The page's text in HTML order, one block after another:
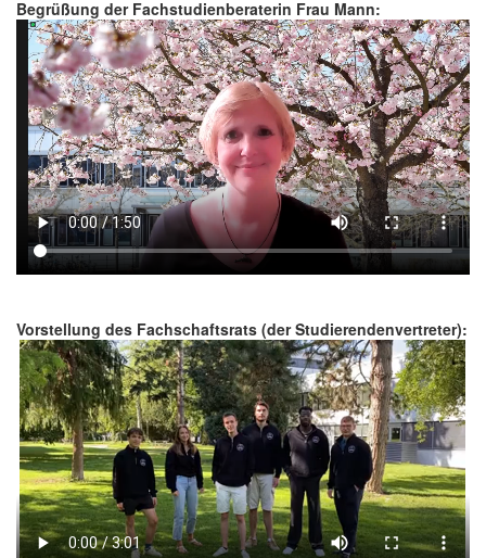
Begrüßung der Fachstudienberaterin Frau Mann:
Vorstellung des Fachschaftsrats (der Studierendenvertreter):